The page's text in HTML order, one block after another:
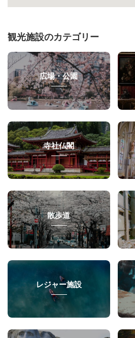
観光施設のカテゴリー
広場・公園
寺社仏閣
散歩道
レジャー施設